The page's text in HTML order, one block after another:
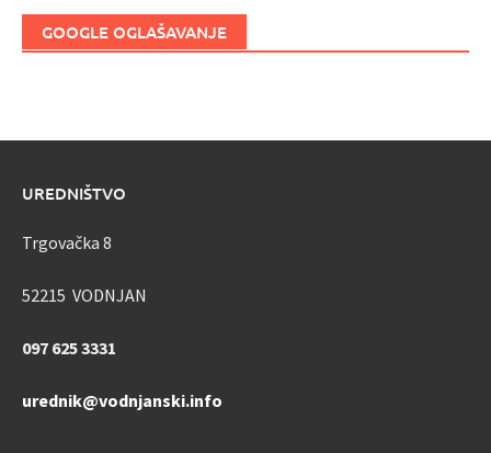
GOOGLE OGLAŠAVANJE
UREDNIŠTVO
Trgovačka 8
52215 VODNJAN
097 625 3331
urednik@vodnjanski.info